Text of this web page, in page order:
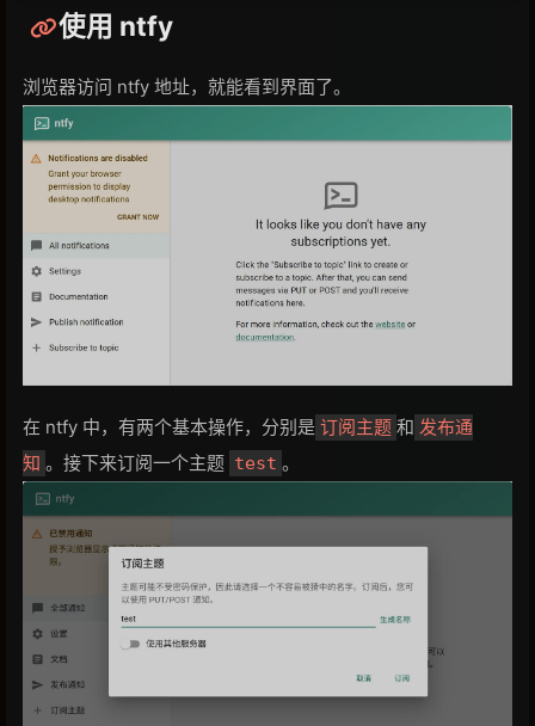
使用 ntfy
浏览器访问 ntfy 地址，就能看到界面了。
在 ntfy 中，有两个基本操作，分别是 订阅主题 和 发布通
知 。接下来订阅一个主题 test 。